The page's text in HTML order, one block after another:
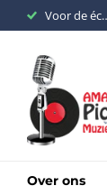
Voor de échte muziekliefhebber
Over ons